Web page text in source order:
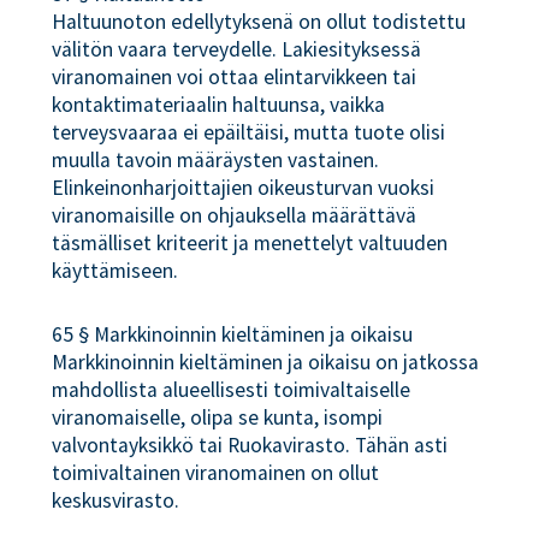
Haltuunoton edellytyksenä on ollut todistettu
välitön vaara terveydelle. Lakiesityksessä
viranomainen voi ottaa elintarvikkeen tai
kontaktimateriaalin haltuunsa, vaikka
terveysvaaraa ei epäiltäisi, mutta tuote olisi
muulla tavoin määräysten vastainen.
Elinkeinonharjoittajien oikeusturvan vuoksi
viranomaisille on ohjauksella määrättävä
täsmälliset kriteerit ja menettelyt valtuuden
käyttämiseen.
65 § Markkinoinnin kieltäminen ja oikaisu
Markkinoinnin kieltäminen ja oikaisu on jatkossa
mahdollista alueellisesti toimivaltaiselle
viranomaiselle, olipa se kunta, isompi
valvontayksikkö tai Ruokavirasto. Tähän asti
toimivaltainen viranomainen on ollut
keskusvirasto.